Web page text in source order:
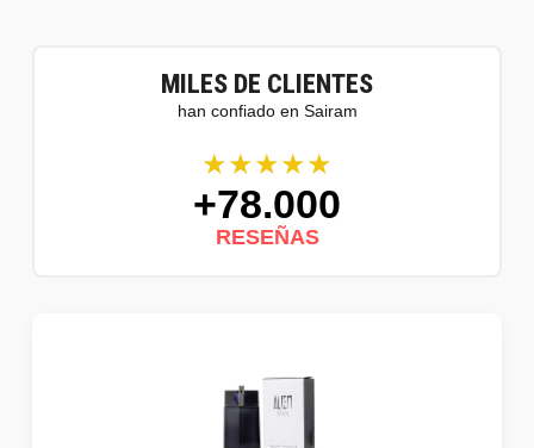
MILES DE CLIENTES
han confiado en Sairam
★★★★★
+78.000
RESEÑAS